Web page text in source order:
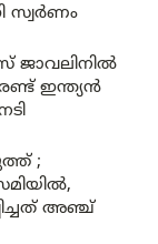
സ്വർണം
ഇന്ത്യൻ
;
അഞ്ച്